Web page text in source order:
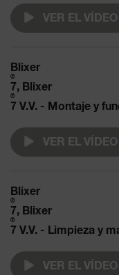
VER EL VÍDEO
Blixer
®
7, Blixer
®
7 V.V. - Montaje y
VER EL VÍDEO
Blixer
®
7, Blixer
®
7 V.V. - Limpieza y
VER EL VÍDEO